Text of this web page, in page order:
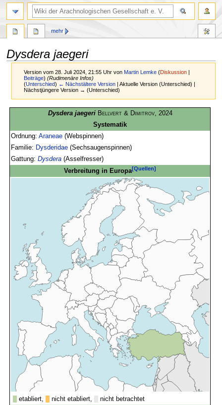
Dysdera jaegeri
Version vom 28. Juli 2024, 21:55 Uhr vonMartin Lemke (Diskussion |
Beiträge) (Rudimenäre Infos)
(Unterschied) ← Nächstältere Version | Aktuelle Version (Unterschied) |
Nächstjüngere Version → (Unterschied)
springen
springen
Dysdera jaegeri Bellvert & Dimitrov, 2024
Systematik
Ordnung:Araneae (Webspinnen)
Familie: Dysderidae (Sechsaugenspinnen)
Gattung:Dysdera (Asselfresser)
Verbreitung in Europa[Quellen]
etabliert, nicht etabliert,
nicht betrachtet
mehr